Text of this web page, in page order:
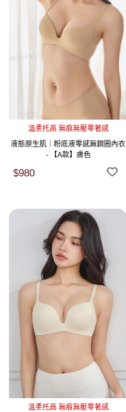
溫柔托高 無痕無壓零著感
液態原生肌｜粉底液零感無鋼圈內衣
- 【A款】膚色
$980
溫柔托高 無痕無壓零著感